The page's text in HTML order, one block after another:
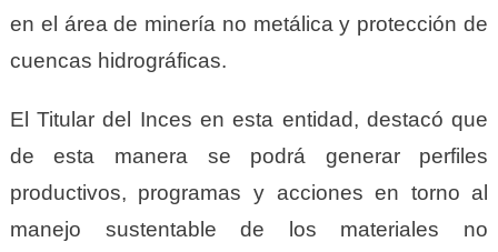
en el área de minería no metálica y protección de
cuencas hidrográficas.
El Titular del Inces en esta entidad, destacó que
de esta manera se podrá generar perfiles
productivos, programas y acciones en torno al
manejo sustentable de los materiales no